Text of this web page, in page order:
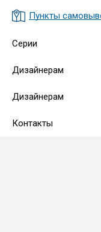
Пункты
Серии
Дизайнерам
Дизайнерам
Контакты